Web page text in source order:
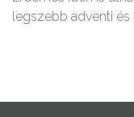
legszebb adventi és